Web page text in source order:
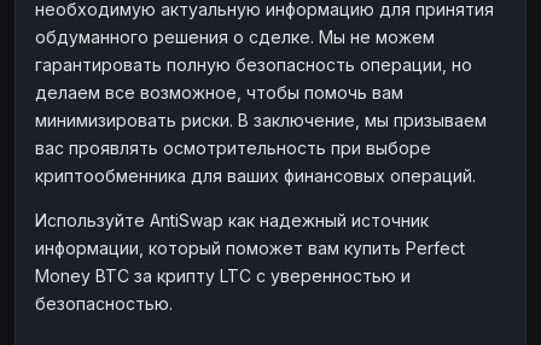
необходимую актуальную информацию для принятия
обдуманного решения о сделке. Мы не можем
гарантировать полную безопасность операции, но
делаем все возможное, чтобы помочь вам
минимизировать риски. В заключение, мы призываем
вас проявлять осмотрительность при выборе
криптообменника для ваших финансовых операций.
Используйте AntiSwap как надежный источник
информации, который поможет вам купить Perfect
Money BTC за крипту LTC с уверенностью и
безопасностью.